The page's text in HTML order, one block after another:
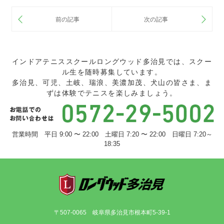
インドアテニススクールロングウッド多治見では、スクー
ル生を随時募集しています。
多治見、可児、土岐、瑞浪、美濃加茂、犬山の皆さま、ま
ずは体験でテニスを楽しみましょう。
営業時間 平日 9:00 〜 22:00 土曜日 7:20 〜 22:00 日曜日 7:20～
18:35
〒507-0065 岐阜県多治見市根本町5-39-1